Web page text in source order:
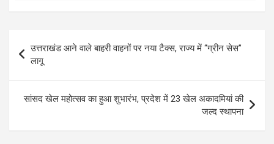
navigation
उत्तराखंड आने वाले बाहरी वाहनों पर नया टैक्स, राज्य में “ग्रीन सेस”
लागू
सांसद खेल महोत्सव का हुआ शुभारंभ, प्रदेश में 23 खेल अकादमियां की
जल्द स्थापना